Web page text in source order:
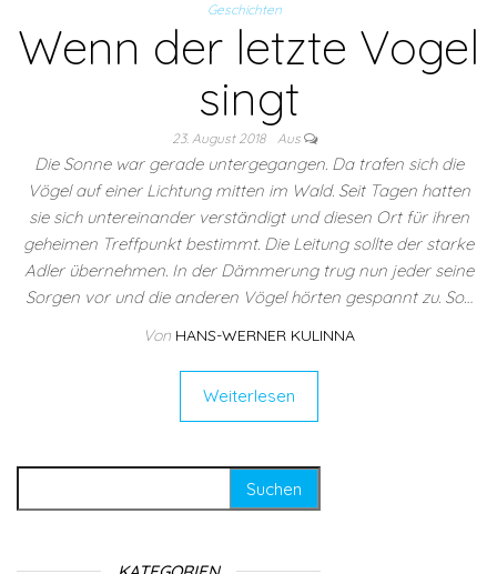
Geschichten
Wenn der letzte Vogel
singt
23. August 2018 Aus
Die Sonne war gerade untergegangen. Da trafen sich die
Vögel auf einer Lichtung mitten im Wald. Seit Tagen hatten
sie sich untereinander verständigt und diesen Ort für ihren
geheimen Treffpunkt bestimmt. Die Leitung sollte der starke
Adler übernehmen. In der Dämmerung trug nun jeder seine
Sorgen vor und die anderen Vögel hörten gespannt zu. So…
Von HANS-WERNER KULINNA
Weiterlesen